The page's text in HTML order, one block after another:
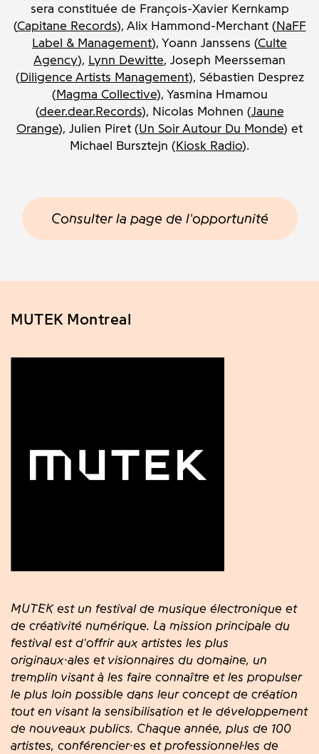
sera constituée de François-Xavier Kernkamp
(Capitane Records), Alix Hammond-Merchant (NaFF
Label & Management), Yoann Janssens (Culte
Agency), Lynn Dewitte, Joseph Meersseman
(Diligence Artists Management), Sébastien Desprez
(Magma Collective), Yasmina Hmamou
(deer.dear.Records), Nicolas Mohnen (Jaune
Orange), Julien Piret (Un Soir Autour Du Monde) et
Michael Bursztejn (Kiosk Radio).
Consulter la page de l'opportunité
MUTEK Montreal
MUTEK est un festival de musique électronique et
de créativité numérique. La mission principale du
festival est d'offrir aux artistes les plus
originaux·ales et visionnaires du domaine, un
tremplin visant à les faire connaître et les propulser
le plus loin possible dans leur concept de création
tout en visant la sensibilisation et le développement
de nouveaux publics. Chaque année, plus de 100
artistes, conférencier·es et professionnel·les de